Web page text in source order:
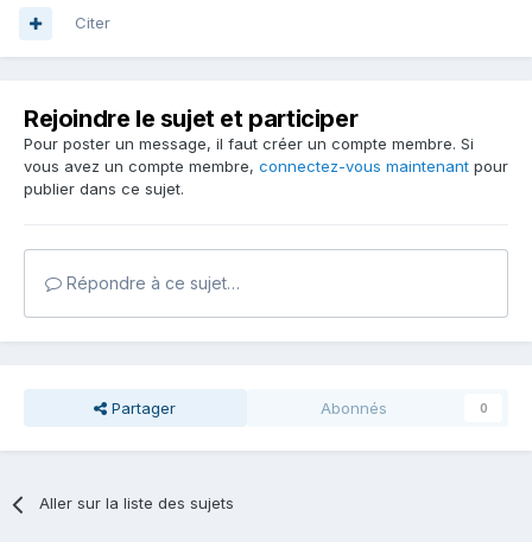
Citer
Rejoindre le sujet et participer
Pour poster un message, il faut créer un compte membre. Si
vous avez un compte membre, connectez-vous maintenant pour
publier dans ce sujet.
Répondre à ce sujet…
Partager Abonnés 0
Aller sur la liste des sujets